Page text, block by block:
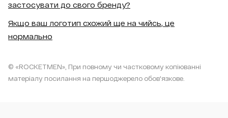
застосувати до свого бренду?
Якщо ваш логотип схожий ще на чийсь, це
нормально
© «ROCKETMEN», При повному чи частковому копіюванні
матеріалу посилання на першоджерело обов'язкове.